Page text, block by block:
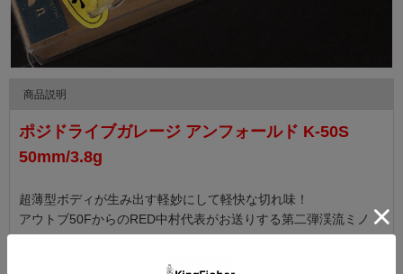
商品説明
ポジドライブガレージ アンフォールド K-50S
50mm/3.8g
超薄型ボディが生み出す軽妙にして軽快な切れ味！
アウトブ50FからのRED中村代表がお送りする第二弾渓流ミノ
ー！